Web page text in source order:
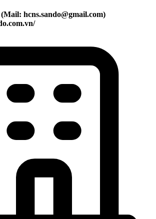
(Mail: hcns.sando@gmail.com)